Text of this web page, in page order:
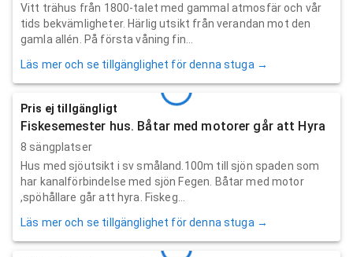
Vitt trähus från 1800-talet med gammal atmosfär och vår
tids bekvämligheter. Härlig utsikt från verandan mot den
gamla allén. På första våning fin...
Läs mer och se tillgänglighet för denna stuga →
Pris ej tillgängligt
Fiskesemester hus. Båtar med motorer går att Hyra
8 sängplatser
Hus med sjöutsikt i sv småland.100m till sjön spaden som
har kanalförbindelse med sjön Fegen. Båtar med motor
,spöhållare går att hyra. Fiskeg...
Läs mer och se tillgänglighet för denna stuga →